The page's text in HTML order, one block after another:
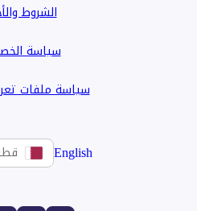
الشروط
سياسة
سياسة ملفات
English